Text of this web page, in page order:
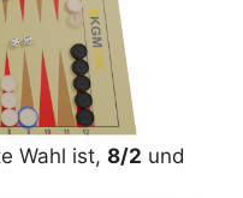
Wahl ist, 8/2 und